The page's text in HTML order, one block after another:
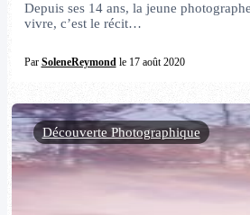
Depuis ses 14 ans, la jeune
vivre, c’est le récit…
Par SoleneReymondle 17 août 2020
Découverte Photographique